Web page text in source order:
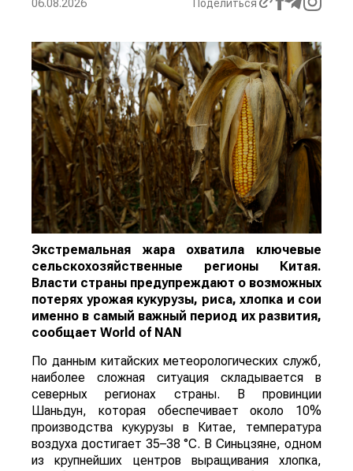
06.08.2026 Поделиться
Экстремальная жара охватила ключевые
сельскохозяйственные регионы Китая.
Власти страны предупреждают о возможных
потерях урожая кукурузы, риса, хлопка и сои
именно в самый важный период их развития,
сообщает World of NAN
По данным китайских метеорологических служб,
наиболее сложная ситуация складывается в
северных регионах страны. В провинции
Шаньдун, которая обеспечивает около 10%
производства кукурузы в Китае, температура
воздуха достигает 35–38 °C. В Синьцзяне, одном
из крупнейших центров выращивания хлопка,